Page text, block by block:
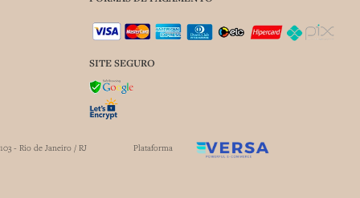
SITE SEGURO
- Rio de Janeiro / RJ Plataforma